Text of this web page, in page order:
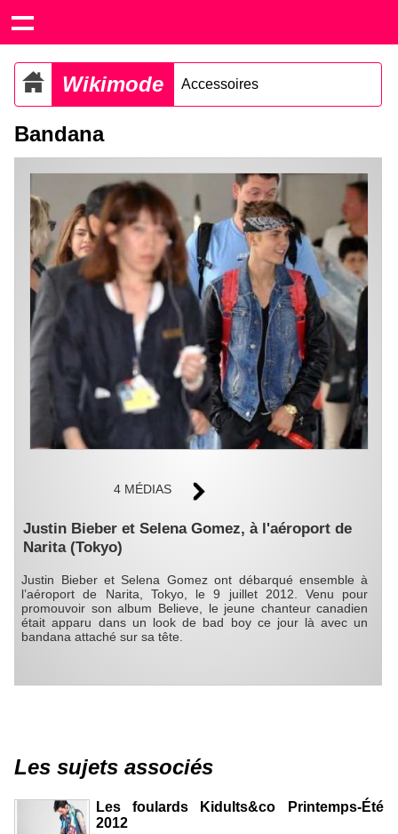
Wikimode Accessoires
Bandana
4 MÉDIAS
Justin Bieber et Selena Gomez, à l'aéroport de
Narita (Tokyo)
Justin Bieber et Selena Gomez ont débarqué ensemble à
l’aéroport de Narita, Tokyo, le 9 juillet 2012. Venu pour
promouvoir son album Believe, le jeune chanteur canadien
était apparu dans un look de bad boy ce jour là avec un
bandana attaché sur sa tête.
Les sujets associés
Les foulards Kidults&co Printemps-Été
2012